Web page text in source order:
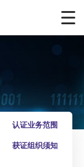
认证业务范围
获证组织须知